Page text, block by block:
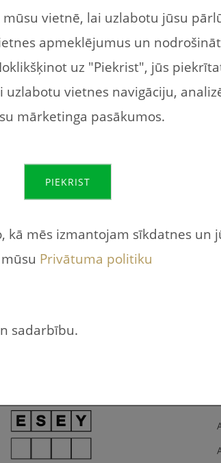
burti sajukuši vietām
vietnē, lai uzlabotu jūsu
apmeklējumus un
uz "Piekrist", jūs
uzlabotu vietnes navigāciju,
mārketinga pasākumos.
PIEKRIST
kā mēs izmantojam sīkdatnes un
Privātuma politiku
sadarbību.